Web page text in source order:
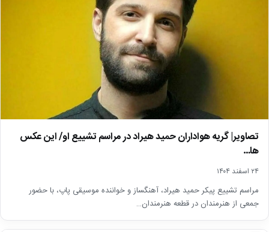
تصاویر| گریه هواداران حمید هیراد در مراسم تشییع او/ این عکس
ها…
۲۴ اسفند ۱۴۰۴
مراسم تشییع پیکر حمید هیراد، آهنگساز و خواننده موسیقی پاپ، با حضور
جمعی از هنرمندان در قطعه هنرمندان…